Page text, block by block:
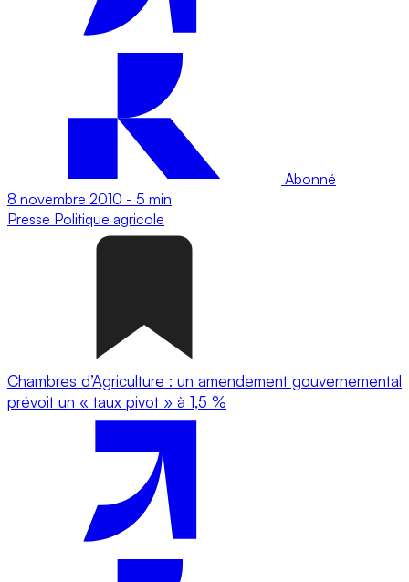
Abonné
8 novembre 2010 - 5 min
Presse Politique agricole
Chambres d’Agriculture : un amendement gouvernemental
prévoit un « taux pivot » à 1,5 %